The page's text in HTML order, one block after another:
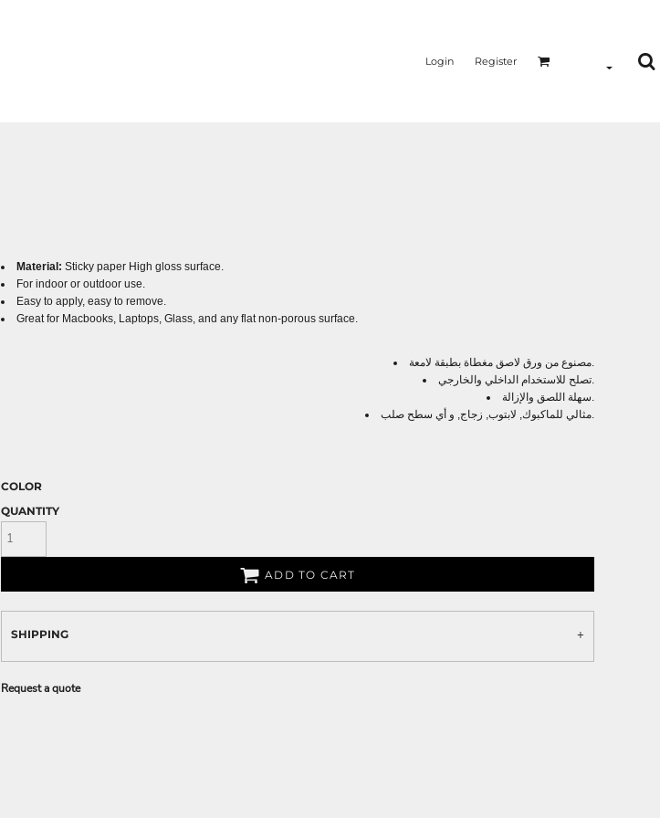
Login Register
Material: Sticky paper High gloss surface.
For indoor or outdoor use.
Easy to apply, easy to remove.
Great for Macbooks, Laptops, Glass, and any flat non-porous surface.
مصنوع من ورق لاصق مغطاة بطبقة لامعة.
تصلح للاستخدام الداخلي والخارجي.
سهلة اللصق والإزالة.
مثالي للماكبوك, لابتوب, زجاج, و أي سطح صلب.
COLOR
QUANTITY
ADD TO CART
SHIPPING
Request a quote